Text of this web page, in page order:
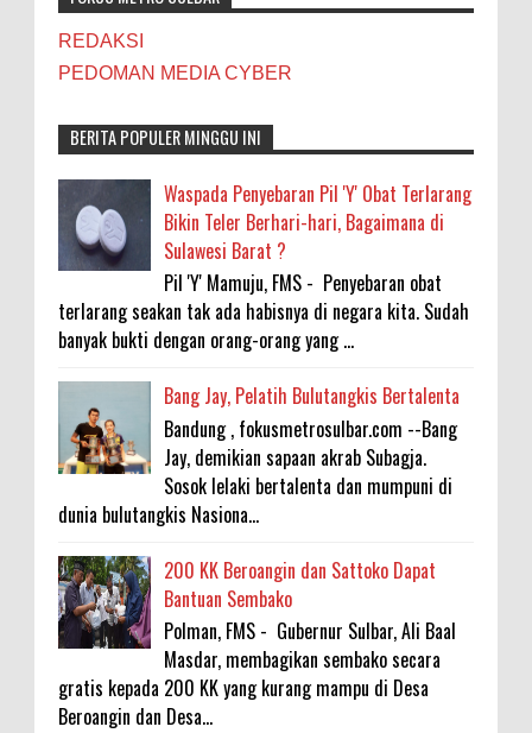
REDAKSI
PEDOMAN MEDIA CYBER
BERITA POPULER MINGGU INI
Waspada Penyebaran Pil 'Y' Obat Terlarang
Bikin Teler Berhari-hari, Bagaimana di
Sulawesi Barat ?
Pil 'Y' Mamuju, FMS - Penyebaran obat
terlarang seakan tak ada habisnya di negara kita. Sudah
banyak bukti dengan orang-orang yang ...
Bang Jay, Pelatih Bulutangkis Bertalenta
Bandung , fokusmetrosulbar.com --Bang
Jay, demikian sapaan akrab Subagja.
Sosok lelaki bertalenta dan mumpuni di
dunia bulutangkis Nasiona...
200 KK Beroangin dan Sattoko Dapat
Bantuan Sembako
Polman, FMS - Gubernur Sulbar, Ali Baal
Masdar, membagikan sembako secara
gratis kepada 200 KK yang kurang mampu di Desa
Beroangin dan Desa...